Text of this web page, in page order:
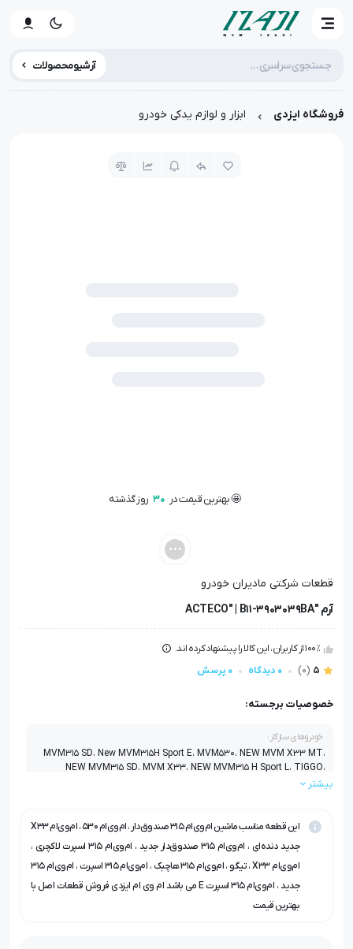
آرشیو محصولات
فروشگاه ایزدی ابزار و لوازم یدکی خودرو
🤩 بهترین قیمت در 30 روز گذشته
🤩 بهترین قیمت در 30
قطعات شرکتی مادیران خودرو
آرم "ACTECO" | B11-3903039BA
100٪ از کاربران، این کالا را پیشنهاد کرده اند.
5
(0) 0 دیدگاه 0 پرسش
خصوصیات برجسته:
خودروهای سازگار:
MVM315 SD، New MVM315H Sport E، MVM530، NEW MVM X33 MT،
NEW MVM315 SD، MVM X33، NEW MVM315 H Sport L، TIGGO،
MVM315 H، NEW MVM315 H، NEW MVM315 H Sport
بیشتر
این قطعه مناسب ماشین ام‌وی‌ام ۳۱۵ صندوق‌دار ، ام‌وی‌ام ۵۳۰ ، ام‌وی‌ام X33
جدید دنده‌ای ، ام‌وی‌ام ۳۱۵ صندوق‌دار جدید ، ام‌وی‌ام ۳۱۵ اسپرت لاکچری ،
ام‌وی‌ام X33 ، تیگو ، ام‌وی‌ام ۳۱۵ هاچبک ، ام‌وی‌ام ۳۱۵ اسپرت ، ام‌وی‌ام ۳۱۵
جدید ، ام‌وی‌ام ۳۱۵ اسپرت E می باشد ام وی ام ایزدی فروش قطعات اصل با
بهترین قیمت